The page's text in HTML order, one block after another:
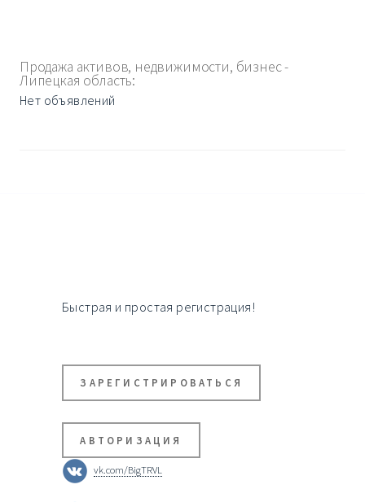
Продажа активов, недвижимости, бизнес -
Липецкая область:
Нет объявлений
Быстрая и простая регистрация!
ЗАРЕГИСТРИРОВАТЬСЯ
АВТОРИЗАЦИЯ
vk.com/BigTRVL